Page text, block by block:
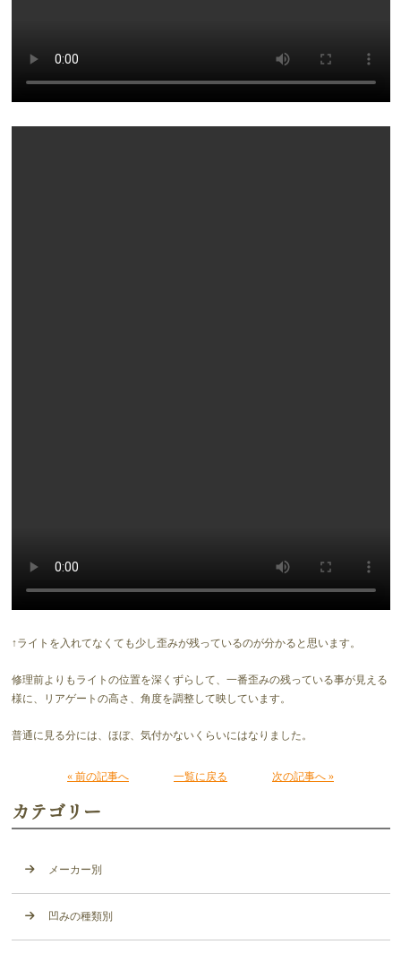
↑ライトを入れてなくても少し歪みが残っているのが分かると思います。
修理前よりもライトの位置を深くずらして、一番歪みの残っている事が見える
様に、リアゲートの高さ、角度を調整して映しています。
普通に見る分には、ほぼ、気付かないくらいにはなりました。
« 前の記事へ 一覧に戻る 次の記事へ »
カテゴリー
メーカー別
凹みの種類別